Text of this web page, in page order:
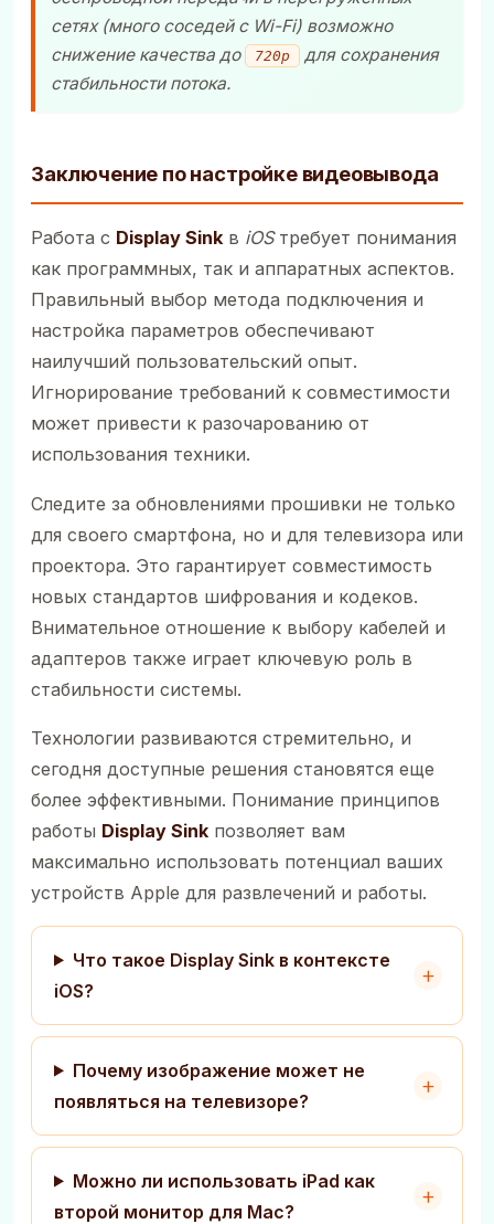
сетях (много соседей с Wi-Fi) возможно
снижение качества до
720p
для сохранения
стабильности потока.
Заключение по настройке видеовывода
Работа с Display Sinkв iOSтребует понимания
как программных, так и аппаратных аспектов.
Правильный выбор метода подключения и
настройка параметров обеспечивают
наилучший пользовательский опыт.
Игнорирование требований к совместимости
может привести к разочарованию от
использования техники.
Следите за обновлениями прошивки не только
для своего смартфона, но и для телевизора или
проектора. Это гарантирует совместимость
новых стандартов шифрования и кодеков.
Внимательное отношение к выбору кабелей и
адаптеров также играет ключевую роль в
стабильности системы.
Технологии развиваются стремительно, и
сегодня доступные решения становятся еще
более эффективными. Понимание принципов
работы Display Sink позволяет вам
максимально использовать потенциал ваших
устройств Apple для развлечений и работы.
Что такое Display Sink в контексте
iOS?
Почему изображение может не
появляться на телевизоре?
Можно ли использовать iPad как
второй монитор для Mac?